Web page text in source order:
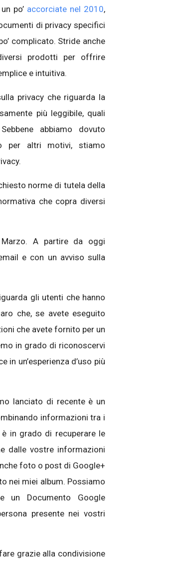
po’ accorciate nel 2010,
di privacy specifici
complicato. Stride anche
prodotti per offrire
e intuitiva.
privacy che riguarda la
più leggibile, quali
abbiamo dovuto
per altri motivi, stiamo
norme di tutela della
che copra diversi
A partire da oggi
e con un avviso sulla
gli utenti che hanno
che, se avete eseguito
che avete fornito per un
in grado di riconoscervi
un’esperienza d’uso più
lanciato di recente è un
informazioni tra i
in grado di recuperare le
dalle vostre informazioni
foto o post di Google+
nei miei album. Possiamo
un Documento Google
presente nei vostri
grazie alla condivisione